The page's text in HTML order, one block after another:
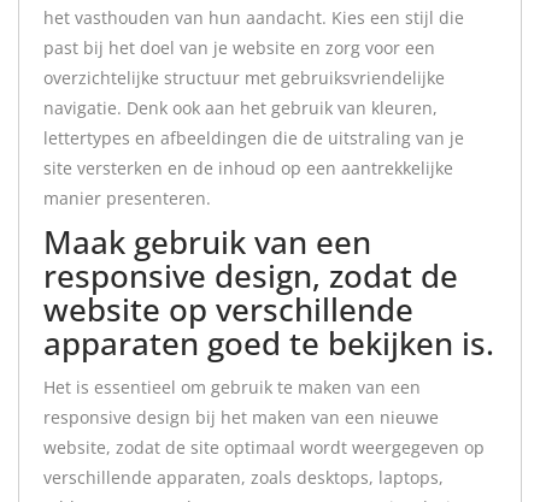
het vasthouden van hun aandacht. Kies een stijl die
past bij het doel van je website en zorg voor een
overzichtelijke structuur met gebruiksvriendelijke
navigatie. Denk ook aan het gebruik van kleuren,
lettertypes en afbeeldingen die de uitstraling van je
site versterken en de inhoud op een aantrekkelijke
manier presenteren.
Maak gebruik van een
responsive design, zodat de
website op verschillende
apparaten goed te bekijken is.
Het is essentieel om gebruik te maken van een
responsive design bij het maken van een nieuwe
website, zodat de site optimaal wordt weergegeven op
verschillende apparaten, zoals desktops, laptops,